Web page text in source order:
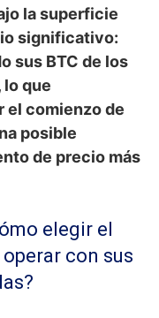
la superficie
significativo:
sus BTC de los
lo que
el comienzo de
posible
de precio más
elegir el
con sus